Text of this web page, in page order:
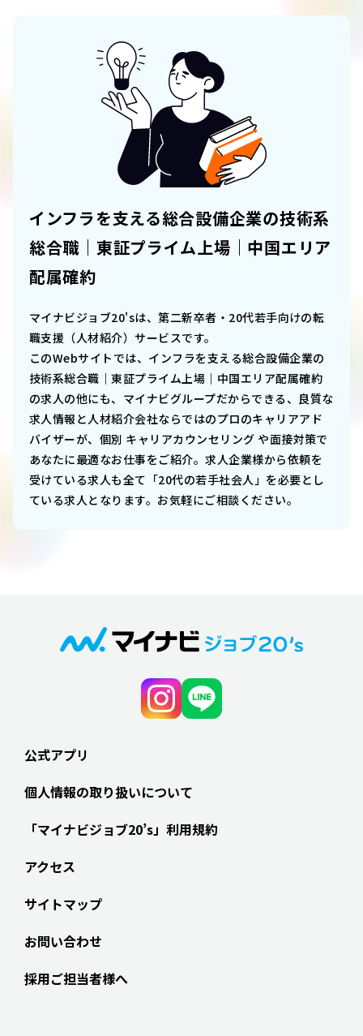
インフラを支える総合設備企業の技術系
総合職｜東証プライム上場｜中国エリア
配属確約
マイナビジョブ20'sは、第二新卒者・20代若手向けの転
職支援（人材紹介）サービスです。
このWebサイトでは、 インフラを支える総合設備企業の
技術系総合職｜東証プライム上場｜中国エリア配属確約
の求人の他にも、マイナビグループだからできる、良質な
求人情報と人材紹介会社ならではのプロのキャリアアド
バイザーが、個別 キャリアカウンセリング や面接対策で
あなたに最適なお仕事をご紹介。求人企業様から依頼を
受けている求人も全て「20代の若手社会人」を必要とし
ている求人となります。お気軽にご相談ください。
公式アプリ
個人情報の取り扱いについて
「マイナビジョブ20’s」利用規約
アクセス
サイトマップ
お問い合わせ
採用ご担当者様へ